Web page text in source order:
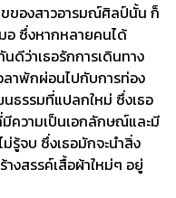
ของสาวอารมณ์ศิลป์นั้น ก็
อ ซึ่งหากหลายคนได้
ดีว่าเธอรักการเดินทาง
ลาพักผ่อนไปกับการท่อง
ธรรมที่แปลกใหม่ ซึ่งเธอ
มีความเป็นเอกลักษณ์และมี
รู้จบ ซึ่งเธอมักจะนำสิ่ง
างสรรค์เสื้อผ้าใหม่ๆ อยู่